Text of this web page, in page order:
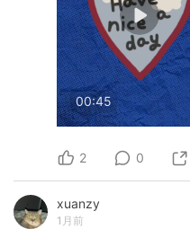
00:45
2 0
xuanzy
1月前